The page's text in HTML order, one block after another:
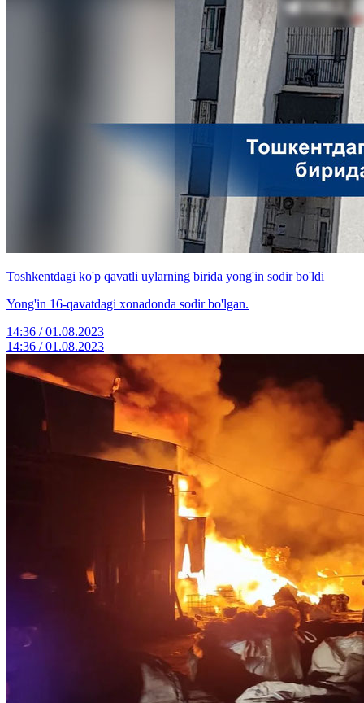
Toshkentdagi ko'p qavatli uylarning birida yong'in sodir bo'ldi
Yong'in 16-qavatdagi xonadonda sodir bo'lgan.
14:36 / 01.08.2023
14:36 / 01.08.2023